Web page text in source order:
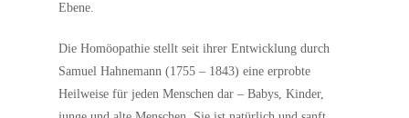
Ebene.
Die Homöopathie stellt seit ihrer Entwicklung durch
Samuel Hahnemann (1755 – 1843) eine erprobte
Heilweise für jeden Menschen dar – Babys, Kinder,